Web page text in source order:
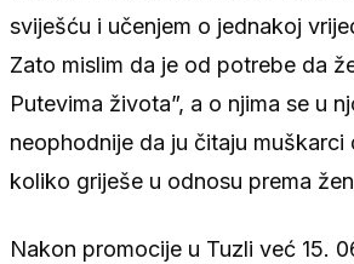
sviješću i učenjem o jednakoj
Zato mislim da je od potrebe da
Putevima života”, a o njima se u
neophodnije da ju čitaju muškarci
koliko griješe u odnosu prema
Nakon promocije u Tuzli već 15.